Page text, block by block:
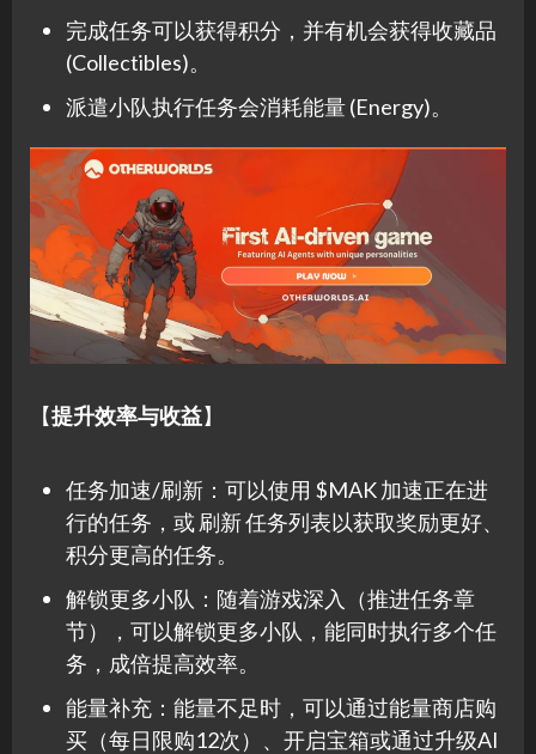
完成任务可以获得积分，并有机会获得收藏品
(Collectibles)。
派遣小队执行任务会消耗能量 (Energy)。
【提升效率与收益】
任务加速/刷新：可以使用 $MAK 加速正在进
行的任务，或 刷新 任务列表以获取奖励更好、
积分更高的任务。
解锁更多小队：随着游戏深入（推进任务章
节），可以解锁更多小队，能同时执行多个任
务，成倍提高效率。
能量补充：能量不足时，可以通过能量商店购
买（每日限购12次）、开启宝箱或通过升级AI